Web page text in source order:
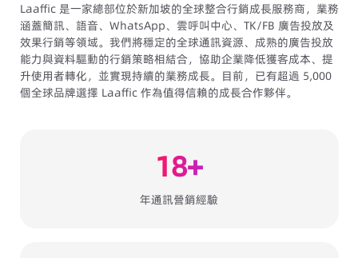
Laaffic 是一家總部位於新加坡的全球整合行銷成長服務商，業務
涵蓋簡訊、語音、WhatsApp、雲呼叫中心、TK/FB 廣告投放及
效果行銷等領域。我們將穩定的全球通訊資源、成熟的廣告投放
能力與資料驅動的行銷策略相結合，協助企業降低獲客成本、提
升使用者轉化，並實現持續的業務成長。目前，已有超過 5,000
個全球品牌選擇 Laaffic 作為值得信賴的成長合作夥伴。
18+
年通訊營銷經驗